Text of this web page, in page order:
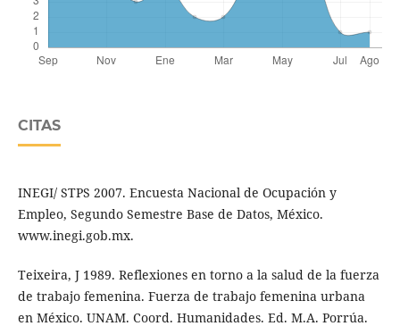
CITAS
INEGI/ STPS 2007. Encuesta Nacional de Ocupación y
Empleo, Segundo Semestre Base de Datos, México.
www.inegi.gob.mx.
Teixeira, J 1989. Reflexiones en torno a la salud de la fuerza
de trabajo femenina. Fuerza de trabajo femenina urbana
en México. UNAM. Coord. Humanidades. Ed. M.A. Porrúa.